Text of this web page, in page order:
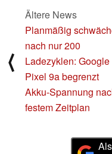
⟨
Ältere News
Planmäßig
nach nur 200
Ladezyklen: Google
Pixel 9a begrenzt
Akku-Spannung
festem Zeitplan